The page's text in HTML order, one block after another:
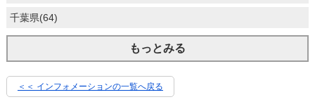
千葉県(64)
もっとみる
＜＜ インフォメーションの一覧へ戻る